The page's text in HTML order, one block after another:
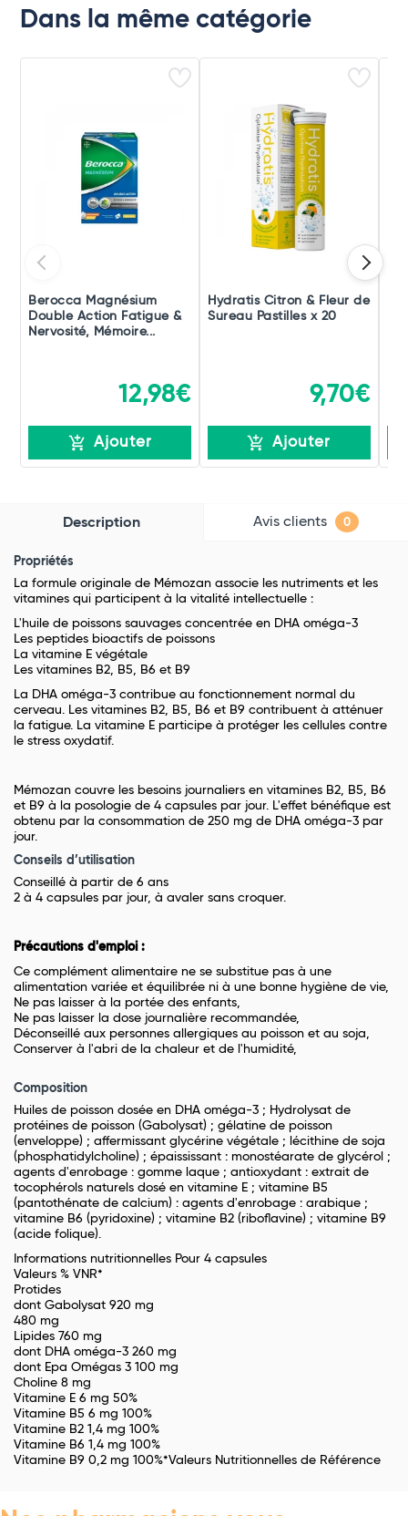
Dans la même catégorie
Berocca Magnésium
Double Action Fatigue &
Nervosité, Mémoire...
12,98€
Ajouter
Hydratis Citron & Fleur de
Sureau Pastilles x 20
9,70€
Ajouter
Description Avis clients 0
Propriétés
La formule originale de Mémozan associe les nutriments et les
vitamines qui participent à la vitalité intellectuelle :
L'huile de poissons sauvages concentrée en DHA oméga-3
Les peptides bioactifs de poissons
La vitamine E végétale
Les vitamines B2, B5, B6 et B9
La DHA oméga-3 contribue au fonctionnement normal du
cerveau. Les vitamines B2, B5, B6 et B9 contribuent à atténuer
la fatigue. La vitamine E participe à protéger les cellules contre
le stress oxydatif.
Mémozan couvre les besoins journaliers en vitamines B2, B5, B6
et B9 à la posologie de 4 capsules par jour. L'effet bénéfique est
obtenu par la consommation de 250 mg de DHA oméga-3 par
jour.
Conseils d’utilisation
Conseillé à partir de 6 ans
2 à 4 capsules par jour, à avaler sans croquer.
Précautions d'emploi :
Ce complément alimentaire ne se substitue pas à une
alimentation variée et équilibrée ni à une bonne hygiène de vie,
Ne pas laisser à la portée des enfants,
Ne pas laisser la dose journalière recommandée,
Déconseillé aux personnes allergiques au poisson et au soja,
Conserver à l'abri de la chaleur et de l'humidité,
Composition
Huiles de poisson dosée en DHA oméga-3 ; Hydrolysat de
protéines de poisson (Gabolysat) ; gélatine de poisson
(enveloppe) ; affermissant glycérine végétale ; lécithine de soja
(phosphatidylcholine) ; épaississant : monostéarate de glycérol ;
agents d'enrobage : gomme laque ; antioxydant : extrait de
tocophérols naturels dosé en vitamine E ; vitamine B5
(pantothénate de calcium) : agents d'enrobage : arabique ;
vitamine B6 (pyridoxine) ; vitamine B2 (riboflavine) ; vitamine B9
(acide folique).
Informations nutritionnelles Pour 4 capsules
Valeurs % VNR*
Protides
dont Gabolysat 920 mg
480 mg
Lipides 760 mg
dont DHA oméga-3 260 mg
dont Epa Omégas 3 100 mg
Choline 8 mg
Vitamine E 6 mg 50%
Vitamine B5 6 mg 100%
Vitamine B2 1,4 mg 100%
Vitamine B6 1,4 mg 100%
Vitamine B9 0,2 mg 100%*Valeurs Nutritionnelles de Référence